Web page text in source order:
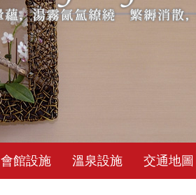
會館設施 溫泉設施 交通地圖